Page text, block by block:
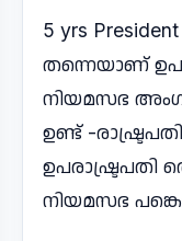
5 yrs
തന്നെയാണ്
നിയമസഭ
ഉണ്ട് -
ഉപരാഷ്ട്രപതി
നിയമസഭ